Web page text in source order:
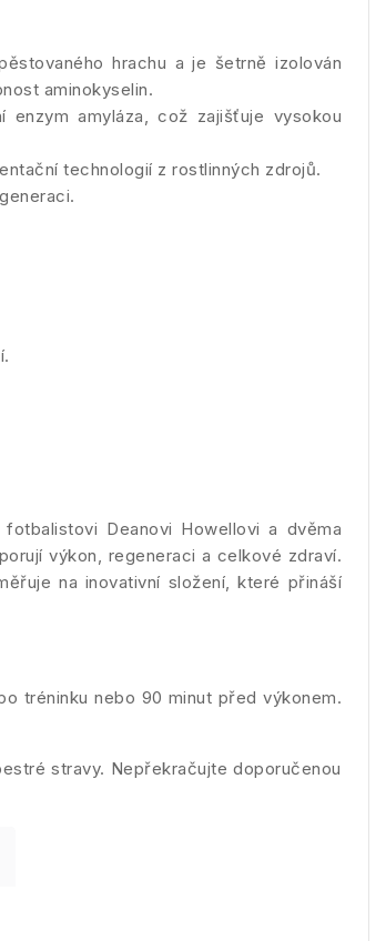
hrachu a je šetrně izolován
aminokyselin.
enzym amyláza, což zajišťuje vysokou
technologií z rostlinných zdrojů.
Deanovi Howellovi a dvěma
výkon, regeneraci a celkové zdraví.
na inovativní složení, které přináší
tréninku nebo 90 minut před výkonem.
stravy. Nepřekračujte doporučenou